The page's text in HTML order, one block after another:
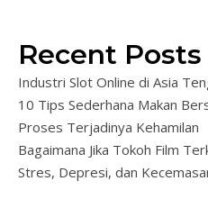
Recent Posts
Industri Slot Online di Asia
10 Tips Sederhana Makan
Proses Terjadinya Kehamilan
Bagaimana Jika Tokoh Film
Stres, Depresi, dan